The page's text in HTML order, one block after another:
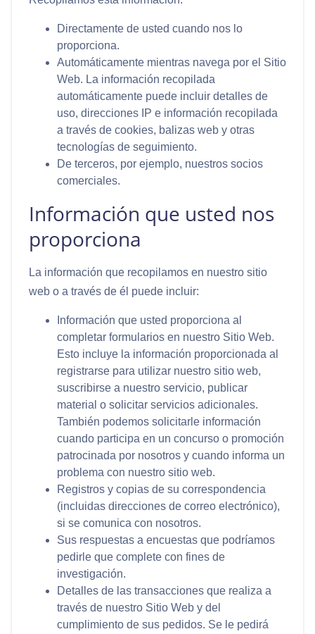
Directamente de usted cuando nos lo
proporciona.
Automáticamente mientras navega por el Sitio
Web. La información recopilada
automáticamente puede incluir detalles de
uso, direcciones IP e información recopilada
a través de cookies, balizas web y otras
tecnologías de seguimiento.
De terceros, por ejemplo, nuestros socios
comerciales.
Información que usted nos
proporciona
La información que recopilamos en nuestro sitio
web o a través de él puede incluir:
Información que usted proporciona al
completar formularios en nuestro Sitio Web.
Esto incluye la información proporcionada al
registrarse para utilizar nuestro sitio web,
suscribirse a nuestro servicio, publicar
material o solicitar servicios adicionales.
También podemos solicitarle información
cuando participa en un concurso o promoción
patrocinada por nosotros y cuando informa un
problema con nuestro sitio web.
Registros y copias de su correspondencia
(incluidas direcciones de correo electrónico),
si se comunica con nosotros.
Sus respuestas a encuestas que podríamos
pedirle que complete con fines de
investigación.
Detalles de las transacciones que realiza a
través de nuestro Sitio Web y del
cumplimiento de sus pedidos. Se le pedirá